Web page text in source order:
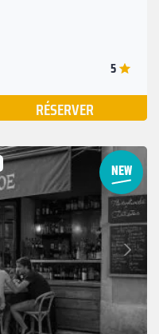
5
RÉSERVER
Suivant